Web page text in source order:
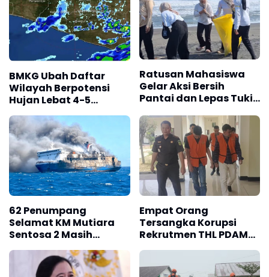
BMKG Ubah Daftar
Wilayah Berpotensi
Hujan Lebat 4-5
Daerah Kalian
Ratusan Mahasiswa
Gelar Aksi Bersih
Pantai dan Lepas Tukik
62 Penumpang
Selamat KM Mutiara
Sentosa 2 Masih
Bertahan di
Masalembu
Empat Orang
Tersangka Korupsi
Rekrutmen THL PDAM
Kota Bengkulu Ditahan